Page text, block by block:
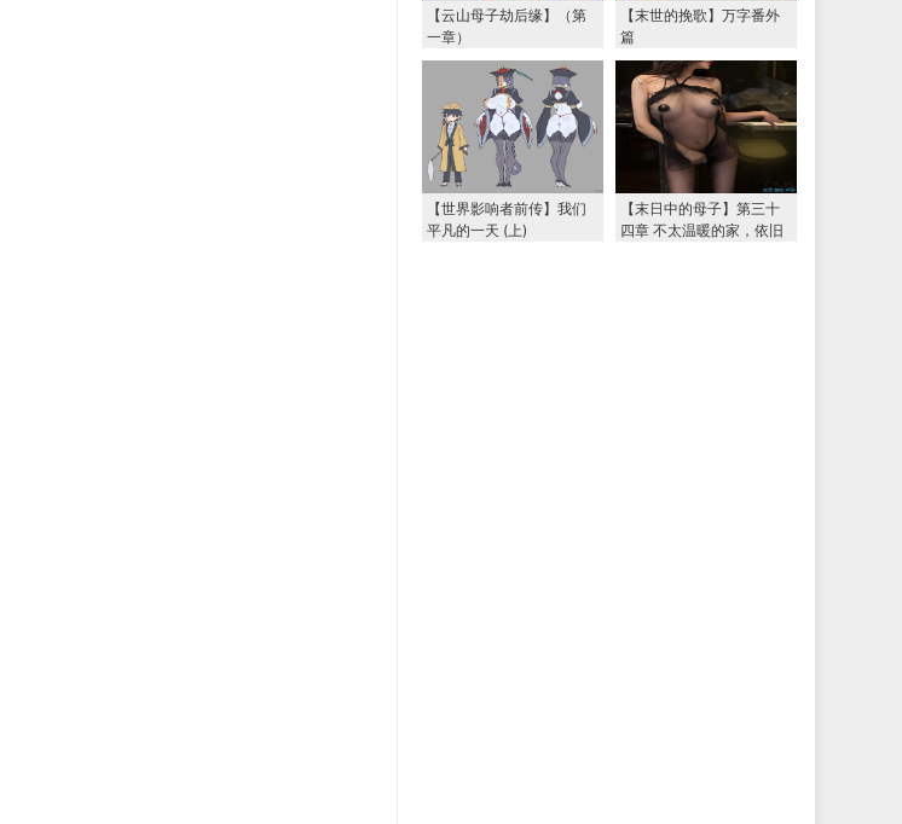
【云山母子劫后缘】（第
一章）
【末世的挽歌】万字番外
篇
【世界影响者前传】我们
平凡的一天 (上)
【末日中的母子】第三十
四章 不太温暖的家，依旧